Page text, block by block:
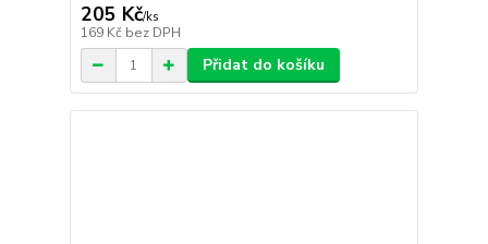
205 Kč/ks
169 Kč bez DPH
Přidat do košíku